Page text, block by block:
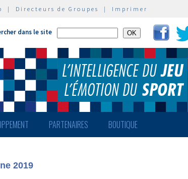
| Directeurs de Groupes | Imprimer
dans le site
PARTENAIRES BOUTIQUE
2019